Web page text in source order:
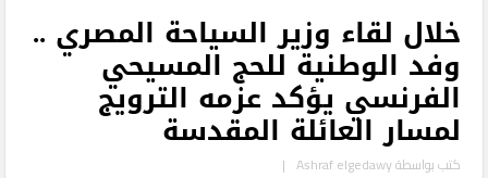
خلال لقاء وزير السياحة المصري ..
وفد الوطنية للحج المسيحي
الفرنسي يؤكد عزمه الترويج
لمسار العائلة المقدسة
كتب بواسطةAshraf elgedawy
|